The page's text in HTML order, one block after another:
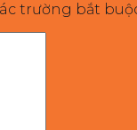
trường bắt